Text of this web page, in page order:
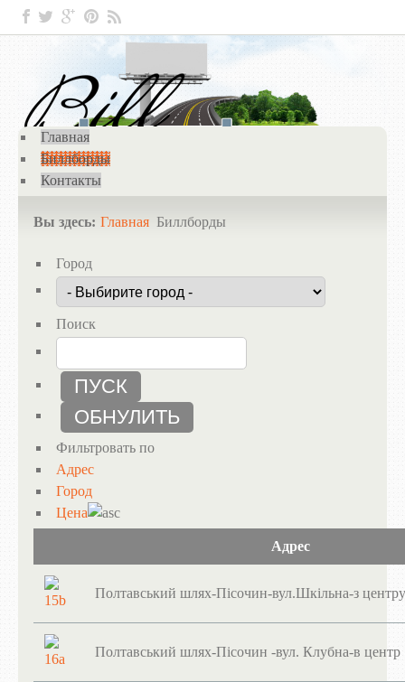
Главная
Биллборды
Контакты
Вы здесь: Главная Биллборды
Город
Поиск
Фильтровать по
Адрес
Город
Цена
Адрес
Полтавський шлях-Пісочин-вул.Шкільна-з центру
Полтавський шлях-Пісочин -вул. Клубна-в центр